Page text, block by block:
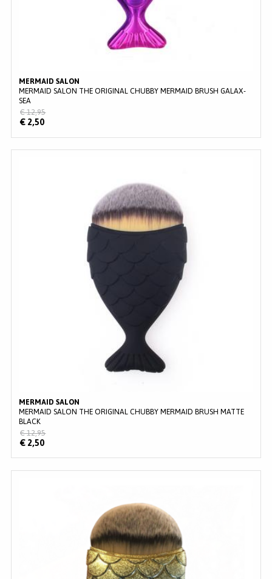
MERMAID SALON
MERMAID SALON THE ORIGINAL CHUBBY MERMAID BRUSH GALAX-
SEA
€ 2,50
€ 12,95
MERMAID SALON
MERMAID SALON THE ORIGINAL CHUBBY MERMAID BRUSH MATTE
BLACK
€ 2,50
€ 12,95